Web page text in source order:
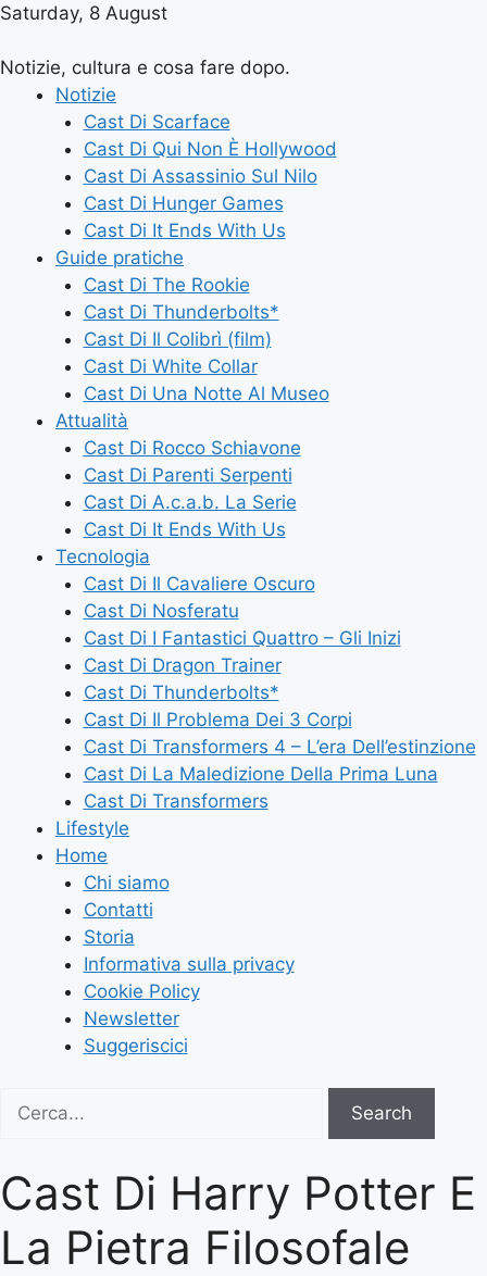
Saturday, 8 August
Notizie, cultura e cosa fare dopo.
Notizie
Cast Di Scarface
Cast Di Qui Non È Hollywood
Cast Di Assassinio Sul Nilo
Cast Di Hunger Games
Cast Di It Ends With Us
Guide pratiche
Cast Di The Rookie
Cast Di Thunderbolts*
Cast Di Il Colibrì (film)
Cast Di White Collar
Cast Di Una Notte Al Museo
Attualità
Cast Di Rocco Schiavone
Cast Di Parenti Serpenti
Cast Di A.c.a.b. La Serie
Cast Di It Ends With Us
Tecnologia
Cast Di Il Cavaliere Oscuro
Cast Di Nosferatu
Cast Di I Fantastici Quattro – Gli Inizi
Cast Di Dragon Trainer
Cast Di Thunderbolts*
Cast Di Il Problema Dei 3 Corpi
Cast Di Transformers 4 – L’era Dell’estinzione
Cast Di La Maledizione Della Prima Luna
Cast Di Transformers
Lifestyle
Home
Chi siamo
Contatti
Storia
Informativa sulla privacy
Cookie Policy
Newsletter
Suggeriscici
for:
Search
Cast Di Harry Potter E
La Pietra Filosofale